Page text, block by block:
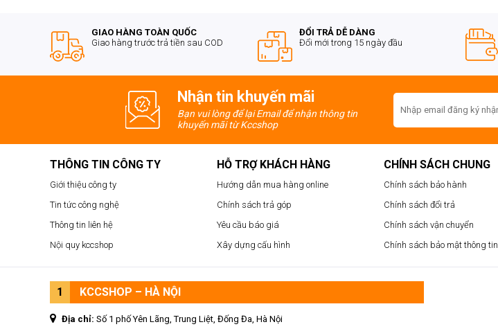
GIAO HÀNG TOÀN QUỐC
Giao hàng trước trả tiền sau COD
ĐỔI TRẢ DỄ DÀNG
Đổi mới trong 15 ngày đầu
Nhận tin khuyến mãi
Bạn vui lòng để lại Email để nhận thông tin
khuyến mãi từ Kccshop
THÔNG TIN CÔNG TY
Giới thiệu công ty
Tin tức công nghệ
Thông tin liên hệ
Nội quy kccshop
HỖ TRỢ KHÁCH HÀNG
Hướng dẫn mua hàng online
Chính sách trả góp
Yêu cầu báo giá
Xây dựng cấu hình
CHÍNH SÁCH CHUNG
Chính sách bảo hành
Chính sách đổi trả
Chính sách vận chuyển
Chính sách bảo mật thông tin
1 KCCSHOP – HÀ NỘI
Địa chỉ: Số 1 phố Yên Lãng, Trung Liệt, Đống Đa, Hà Nội